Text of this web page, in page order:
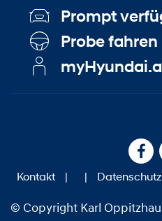
Prompt
Probe fahren
Kontakt | |
© Copyright Karl